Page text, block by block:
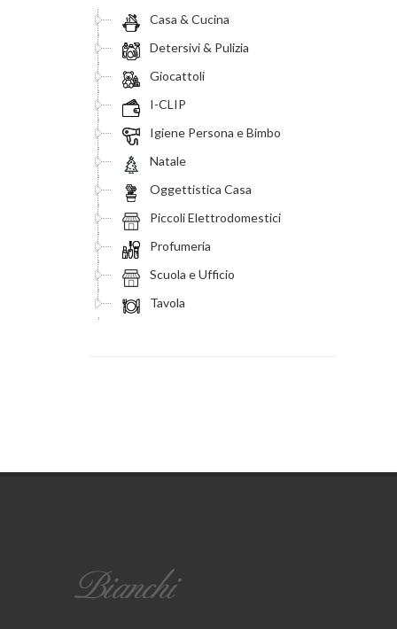
Casa & Cucina
Detersivi & Pulizia
Giocattoli
I-CLIP
Igiene Persona e Bimbo
Natale
Oggettistica Casa
Piccoli Elettrodomestici
Profumeria
Scuola e Ufficio
Tavola